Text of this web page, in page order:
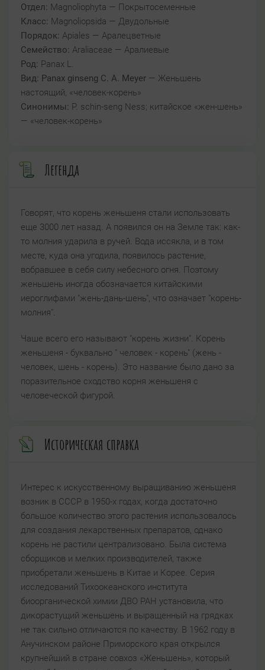
Отдел: Magnoliophyta — Покрытосеменные
Класс: Magnoliopsida — Двудольные
Порядок: Apiales — Аралецветные
Семейство: Araliaceae — Аралиевые
Род: Panax L.
Вид: Panax ginseng C. A. Meyer — Женьшень
настоящий, «человек-корень»
Синонимы: P. schin-seng Ness; китайское «жен-шень»
— «человек-корень»
Легенда
Говорят, что корень женьшеня стали использовать
еще 3000 лет назад. А появился он на Земле так: как-
то молния ударила в ручей. Вода иссякла, и в том
месте, куда она угодила, появилось растение,
вобравшее в себя силу небесного огня. Поэтому
женьшень иногда обозначается китайскими
иероглифами "жень-дань-шень", что означает "корень-
молния".
Чаше всего его называют "корень жизни". Корень
женьшеня - буквально " человек - корень" (жень -
человек, шень - корень). Это название было дано за
поразительное сходство корня женьшеня с
человеческой фигурой.
Историческая справка
Интерес к искусственному выращиванию женьшеня
возник в СССР в 1950-х годах, когда достаточно
большое количество этого растения использовалось
для создания лекарственных препаратов, однако
корень не растили централизовано. Была система
сборщиков и мелких производителей, также
приобретали женьшень в Китае и Корее. Серия
исследований Тихоокеанского института
биоорганической химии ДВО РАН установила, что
дикорастущий женьшень и выращенный на грядках
не так сильно отличаются по качеству. В 1962 году в
Анучинском районе Приморского края открылся
крупнейший в стране совхоз «Женьшень», который